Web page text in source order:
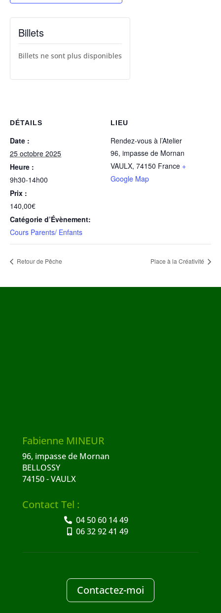
DÉTAILS
Date :
25 octobre 2025
Heure :
9h30-14h00
Prix :
140,00€
Catégorie d’Évènement:
Cours Parents/ Enfants
LIEU
Rendez-vous à l’Atelier
96, impasse de Mornan
VAULX, 74150 France +
Google Map
Billets
Billets ne sont plus disponibles
Retour de Pêche Place à la Créativité
Fabienne MINEUR
96, impasse de Mornan
BELLOSSY
74150 - VAULX
Contact Tel :
04 50 60 14 49
06 32 92 41 49
Contactez-moi